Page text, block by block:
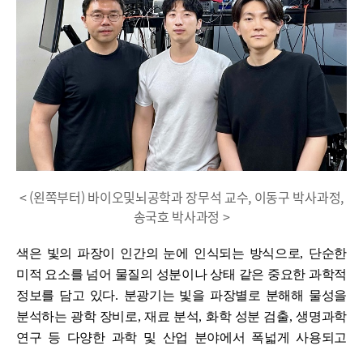
< (왼쪽부터) 바이오및뇌공학과 장무석 교수, 이동구 박사과정,
송국호 박사과정 >
색은 빛의 파장이 인간의 눈에 인식되는 방식으로, 단순한
미적 요소를 넘어 물질의 성분이나 상태 같은 중요한 과학적
정보를 담고 있다. 분광기는 빛을 파장별로 분해해 물성을
분석하는 광학 장비로,재료 분석, 화학 성분 검출,생명과학
연구 등 다양한 과학 및 산업 분야에서 폭넓게 사용되고